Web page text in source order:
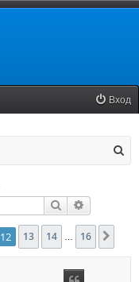
Вход
Поиск
12 13 14 16